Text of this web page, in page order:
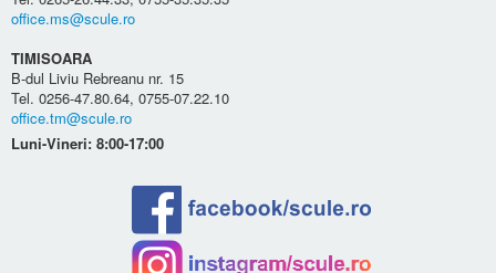
office.ms@scule.ro
TIMISOARA
B-dul Liviu Rebreanu nr. 15
Tel. 0256-47.80.64, 0755-07.22.10
office.tm@scule.ro
Luni-Vineri: 8:00-17:00